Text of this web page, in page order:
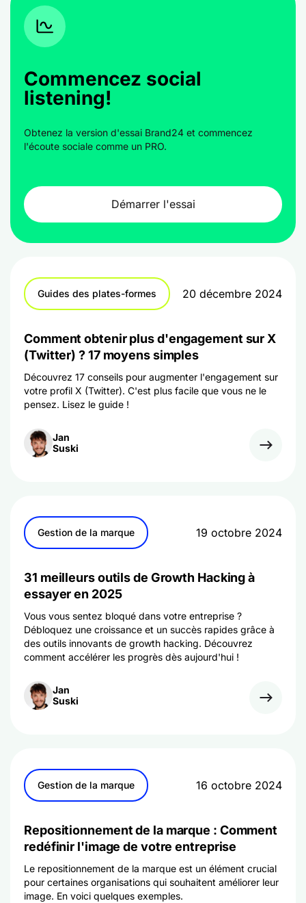
Commencez social
listening!
Obtenez la version d'essai Brand24 et commencez
l'écoute sociale comme un PRO.
Démarrer l'essai
Guides des plates-formes 20 décembre 2024
Comment obtenir plus d'engagement sur X
(Twitter) ? 17 moyens simples
Découvrez 17 conseils pour augmenter l'engagement sur
votre profil X (Twitter). C'est plus facile que vous ne le
pensez. Lisez le guide !
Jan
Suski
Gestion de la marque 19 octobre 2024
31 meilleurs outils de Growth Hacking à
essayer en 2025
Vous vous sentez bloqué dans votre entreprise ?
Débloquez une croissance et un succès rapides grâce à
des outils innovants de growth hacking. Découvrez
comment accélérer les progrès dès aujourd'hui !
Jan
Suski
Gestion de la marque 16 octobre 2024
Repositionnement de la marque : Comment
redéfinir l'image de votre entreprise
Le repositionnement de la marque est un élément crucial
pour certaines organisations qui souhaitent améliorer leur
image. En voici quelques exemples.